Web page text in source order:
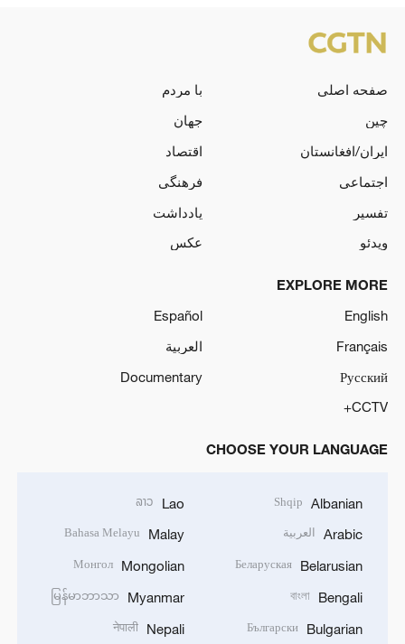
صفحه اصلی
با مردم
چین
جهان
ایران/افغانستان
اقتصاد
اجتماعی
فرهنگی
تفسیر
یادداشت
ویدئو
عکس
EXPLORE MORE
English
Español
Français
العربية
Русский
Documentary
CCTV+
CHOOSE YOUR LANGUAGE
Albanian
Shqip
Arabic العربية
Belarusian
Беларуская
Bengali
বাংলা
Bulgarian
Български
Lao
ລາວ
Malay
Bahasa Melayu
Mongolian
Монгол
Myanmar
မြန်မာဘာသာ
Nepali
नेपाली